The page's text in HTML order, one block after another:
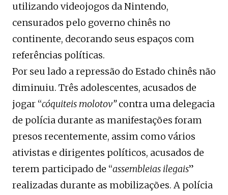
utilizando videojogos da Nintendo,
censurados pelo governo chinês no
continente, decorando seus espaços com
referências políticas.
Por seu lado a repressão do Estado chinês não
diminuiu. Três adolescentes, acusados de
jogar “cóquiteis molotov”contra uma delegacia
de polícia durante as manifestações foram
presos recentemente, assim como vários
ativistas e dirigentes políticos, acusados de
terem participado de “assembleias ilegais”
realizadas durante as mobilizações. A polícia